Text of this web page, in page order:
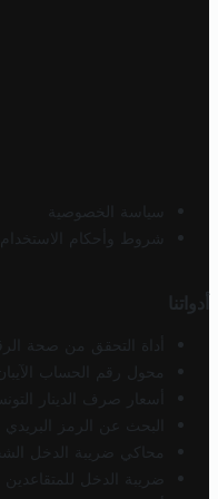
سياسة الخصوصية
شروط وأحكام الاستخدام
أدواتنا
أداة التحقق من صحة
محول رقم الحساب
أسعار صرف الدينار
البحث عن الرمز
محاكي ضريبة الدخل
ضريبة الدخل